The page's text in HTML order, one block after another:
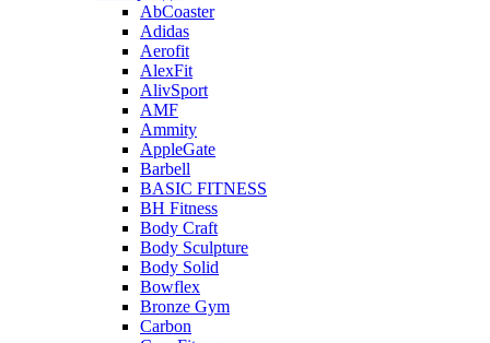
AbCoaster
Adidas
Aerofit
AlexFit
AlivSport
AMF
Ammity
AppleGate
Barbell
BASIC FITNESS
BH Fitness
Body Craft
Body Sculpture
Body Solid
Bowflex
Bronze Gym
Carbon